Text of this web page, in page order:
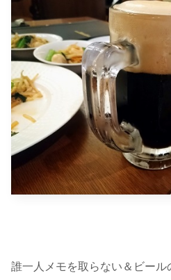
誰一人メモを取らない＆ビール